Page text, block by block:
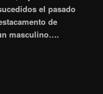
el pasado
de
masculino….